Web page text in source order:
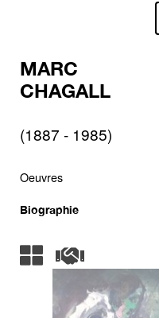
MARC
CHAGALL
(1887 - 1985)
Oeuvres
Biographie